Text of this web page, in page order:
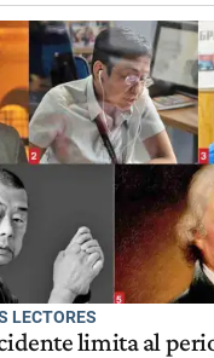
LECTORES
limita al